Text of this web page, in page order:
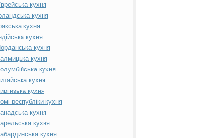
кухня
кухня
кухня
кухня
кухня
кухня
кухня
кухня
кухня
республіки кухня
кухня
кухня
кухня